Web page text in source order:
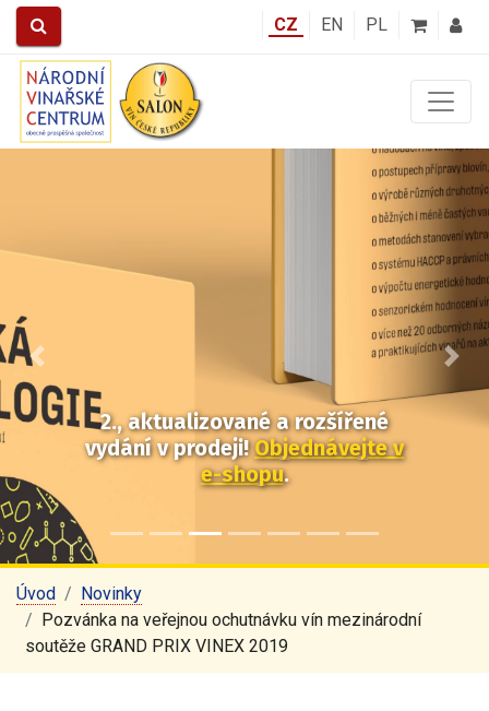
CZ EN PL
2., aktualizované a rozšířené
vydání v prodeji!Objednávejte v
e-shopu.
Předchozí Další
Úvod
Novinky
Pozvánka na veřejnou ochutnávku vín mezinárodní
soutěže GRAND PRIX VINEX 2019